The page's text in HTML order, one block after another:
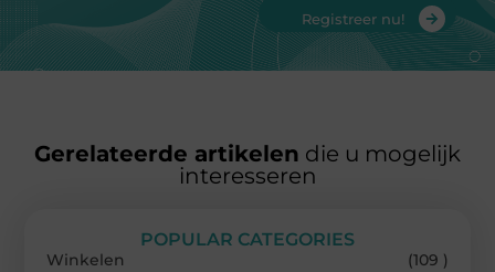
Registreer nu!
Gerelateerde artikelen die u mogelijk
interesseren
POPULAR CATEGORIES
Winkelen
(109 )